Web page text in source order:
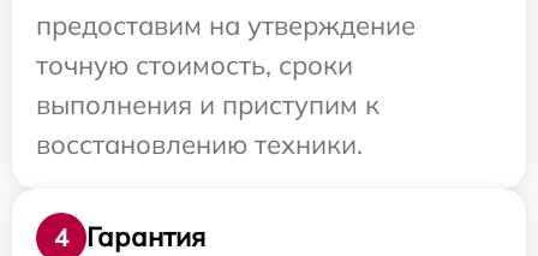
предоставим на утверждение
точную стоимость, сроки
выполнения и приступим к
восстановлению техники.
4
Гарантия